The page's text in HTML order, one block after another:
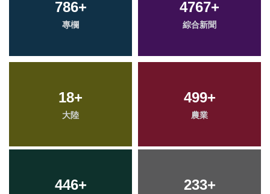
786+
專欄
4767+
綜合新聞
18+
大陸
499+
農業
446+ 233+